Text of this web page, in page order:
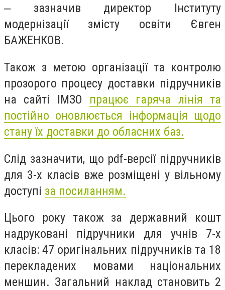
‒ зазначив директор Інституту
модернізації змісту освіти Євген
БАЖЕНКОВ.
Також з метою організації та контролю
прозорого процесу доставки підручників
на сайті ІМЗО працює гаряча лінія та
постійно оновлюється інформація щодо
стану їх доставки до обласних баз.
Слід зазначити, що pdf-версії підручників
для 3-х класів вже розміщені у вільному
доступі за посиланням.
Цього року також за державний кошт
надруковані підручники для учнів 7-х
класів: 47 оригінальних підручників та 18
перекладених мовами національних
меншин. Загальний наклад становить 2